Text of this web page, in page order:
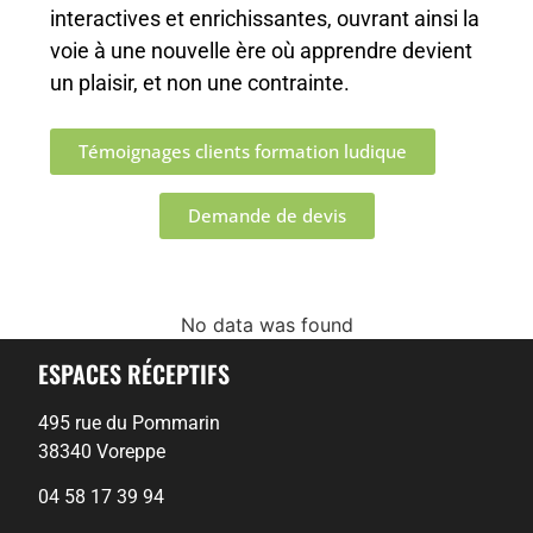
interactives et enrichissantes, ouvrant ainsi la
voie à une nouvelle ère où apprendre devient
un plaisir, et non une contrainte.
Témoignages clients formation ludique
Demande de devis
No data was found
ESPACES RÉCEPTIFS
495 rue du Pommarin
38340 Voreppe
04 58 17 39 94